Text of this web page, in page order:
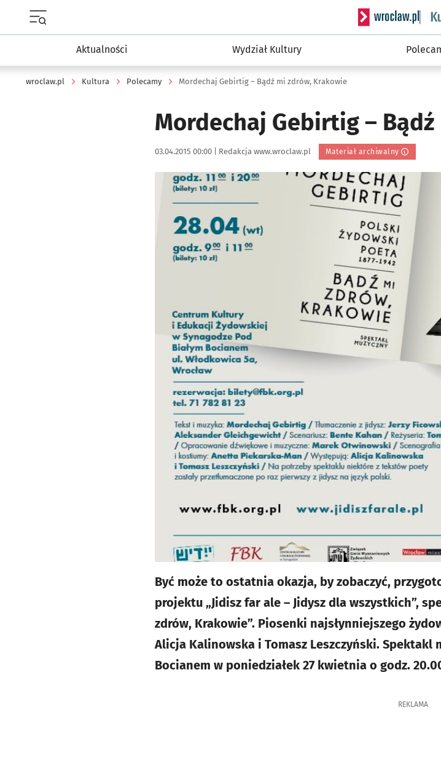
Serwis
Aktualności Wydział Kultury
wroclaw.pl Kultura Polecamy Mordechaj Gebirtig – Bądź mi zdrów, Krakowie
Mordechaj Gebirtig –
Data publikacji:
03.04.2015 00:00 | Autor:
Redakcja www.wroclaw.pl Materiał archiwalny
Kliknij, aby powiększyć
Być może to ostatnia okazja, by zobaczyć,
projektu „Jidisz far ale – Jidysz dla wszystkich”,
zdrów, Krakowie”. Piosenki najsłynniejszego
Alicja Kalinowska i Tomasz Leszczyński. Spektakl
Bocianem w poniedziałek 27 kwietnia o godz.
REKLAMA